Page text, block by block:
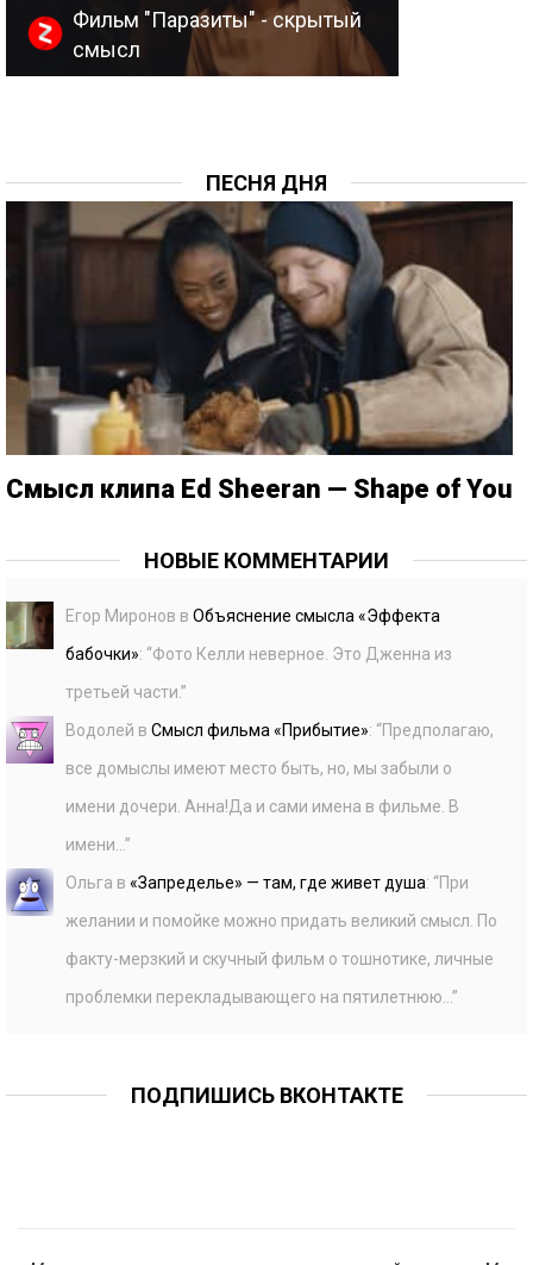
Фильм "Паразиты" - скрытый
смысл
ПЕСНЯ ДНЯ
Смысл клипа Ed Sheeran — Shape of You
НОВЫЕ КОММЕНТАРИИ
Егор Миронов в Объяснение смысла «Эффекта
бабочки»: “Фото Келли неверное. Это Дженна из
третьей части.”
Водолей в Смысл фильма «Прибытие»: “Предполагаю,
все домыслы имеют место быть, но, мы забыли о
имени дочери. Анна!Да и сами имена в фильме. В
имени… ”
Ольга в «Запределье» — там, где живет душа: “При
желании и помойке можно придать великий смысл. По
факту-мерзкий и скучный фильм о тошнотике, личные
проблемки перекладывающего на пятилетнюю… ”
ПОДПИШИСЬ ВКОНТАКТЕ